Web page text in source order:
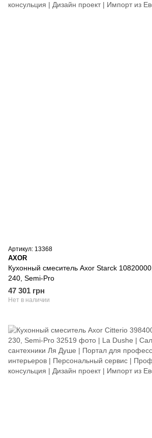
Артикул: 13368
AXOR
Кухонный смеситель Axor Starck
240, Semi-Pro
47 301 грн
Нет в наличии